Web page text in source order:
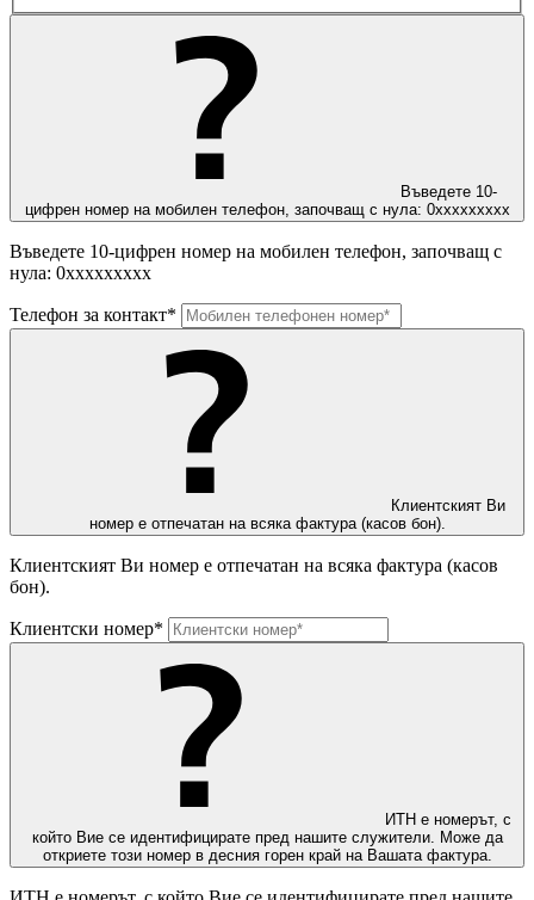
Въведете 10-
цифрен номер на мобилен телефон, започващ с нула: 0ххххххххх
Въведете 10-цифрен номер на мобилен телефон, започващ с
нула: 0ххххххххх
Телефон за контакт*
Клиентският Ви
номер е отпечатан на всяка фактура (касов бон).
Клиентският Ви номер е отпечатан на всяка фактура (касов
бон).
Клиентски номер*
ИТН е номерът, с
който Вие се идентифицирате пред нашите служители. Може да
откриете този номер в десния горен край на Вашата фактура.